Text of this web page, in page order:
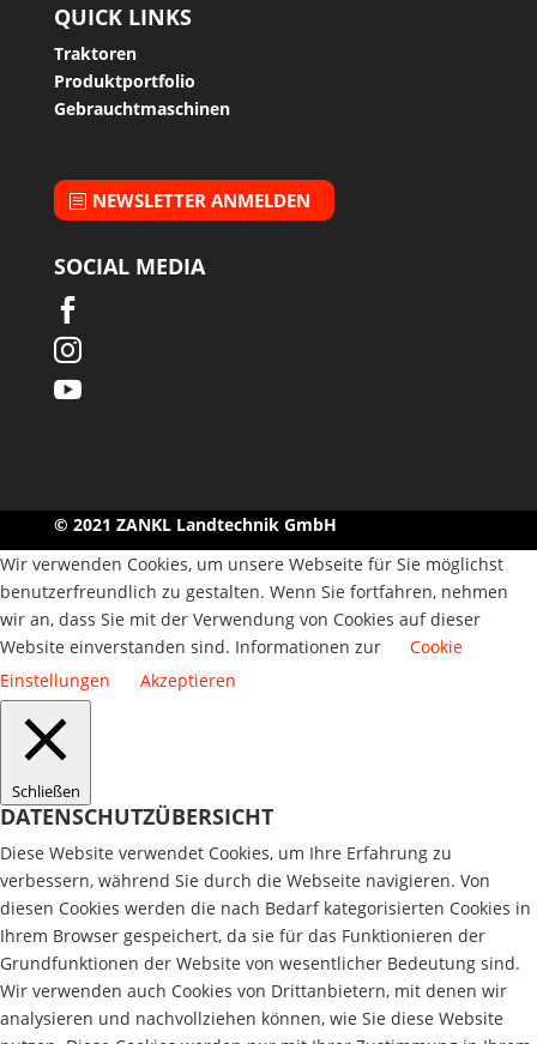
QUICK LINKS
Traktoren
Produktportfolio
Gebrauchtmaschinen
NEWSLETTER ANMELDEN
SOCIAL MEDIA



© 2021 ZANKL Landtechnik GmbH
Wir verwenden Cookies, um unsere Webseite für Sie möglichst
benutzerfreundlich zu gestalten. Wenn Sie fortfahren, nehmen
wir an, dass Sie mit der Verwendung von Cookies auf dieser
Website einverstanden sind. Informationen zur
Cookie
Einstellungen
Akzeptieren
Schließen
DATENSCHUTZÜBERSICHT
Diese Website verwendet Cookies, um Ihre Erfahrung zu
verbessern, während Sie durch die Webseite navigieren. Von
diesen Cookies werden die nach Bedarf kategorisierten Cookies in
Ihrem Browser gespeichert, da sie für das Funktionieren der
Grundfunktionen der Website von wesentlicher Bedeutung sind.
Wir verwenden auch Cookies von Drittanbietern, mit denen wir
analysieren und nachvollziehen können, wie Sie diese Website